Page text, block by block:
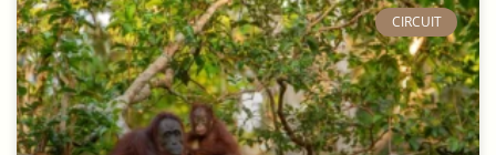
CIRCUIT